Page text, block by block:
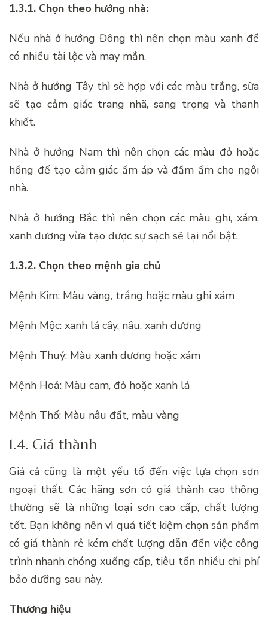
1.3.1. Chọn theo hướng nhà:
Nếu nhà ở hướng Đông thì nên chọn màu xanh để
có nhiều tài lộc và may mắn.
Nhà ở hướng Tây thì sẽ hợp với các màu trắng, sữa
sẽ tạo cảm giác trang nhã, sang trọng và thanh
khiết.
Nhà ở hướng Nam thì nên chọn các màu đỏ hoặc
hồng để tạo cảm giác ấm áp và đầm ấm cho ngôi
nhà.
Nhà ở hướng Bắc thì nên chọn các màu ghi, xám,
xanh dương vừa tạo được sự sạch sẽ lại nổi bật.
1.3.2. Chọn theo mệnh gia chủ
Mệnh Kim: Màu vàng, trắng hoặc màu ghi xám
Mệnh Mộc: xanh lá cây, nâu, xanh dương
Mệnh Thuỷ: Màu xanh dương hoặc xám
Mệnh Hoả: Màu cam, đỏ hoặc xanh lá
Mệnh Thổ: Màu nâu đất, màu vàng
1.4. Giá thành
Giá cả cũng là một yếu tố đến việc lựa chọn sơn
ngoại thất. Các hãng sơn có giá thành cao thông
thường sẽ là những loại sơn cao cấp, chất lượng
tốt. Bạn không nên vì quá tiết kiệm chọn sản phẩm
có giá thành rẻ kém chất lượng dẫn đến việc công
trình nhanh chóng xuống cấp, tiêu tốn nhiều chi phí
bảo dưỡng sau này.
Thương hiệu